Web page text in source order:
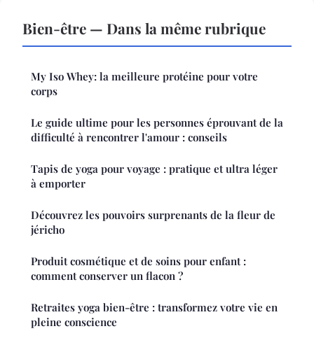
Bien-être — Dans la même rubrique
My Iso Whey: la meilleure protéine pour votre
corps
Le guide ultime pour les personnes éprouvant de la
difficulté à rencontrer l'amour : conseils
Tapis de yoga pour voyage : pratique et ultra léger
à emporter
Découvrez les pouvoirs surprenants de la fleur de
jéricho
Produit cosmétique et de soins pour enfant :
comment conserver un flacon ?
Retraites yoga bien-être : transformez votre vie en
pleine conscience